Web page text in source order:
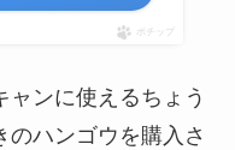
ポチップ
ンに使えるちょう
のハンゴウを購入さ